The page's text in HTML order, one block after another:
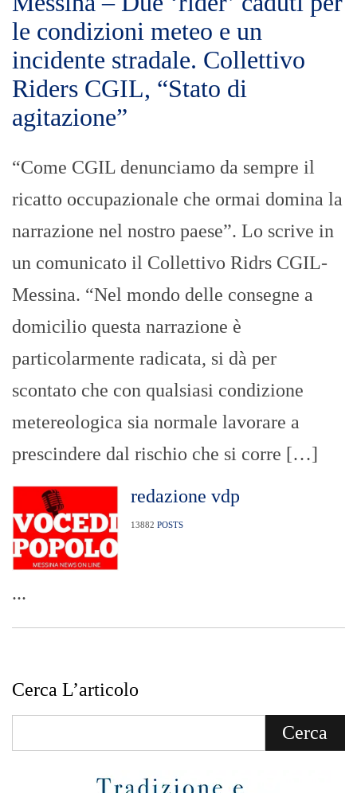
le condizioni meteo e un
incidente stradale. Collettivo
Riders CGIL, “Stato di
agitazione”
“Come CGIL denunciamo da sempre il
ricatto occupazionale che ormai domina la
narrazione nel nostro paese”. Lo scrive in
un comunicato il Collettivo Ridrs CGIL-
Messina. “Nel mondo delle consegne a
domicilio questa narrazione è
particolarmente radicata, si dà per
scontato che con qualsiasi condizione
metereologica sia normale lavorare a
prescindere dal rischio che si corre […]
redazione vdp
13882 POSTS
...
Cerca L’articolo